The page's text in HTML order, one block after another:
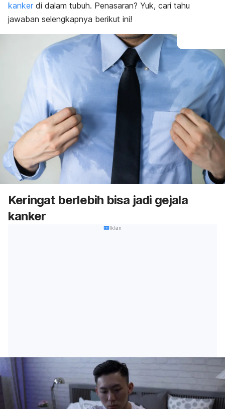
kanker di dalam tubuh. Penasaran? Yuk, cari tahu
jawaban selengkapnya berikut ini!
Keringat berlebih bisa jadi gejala
kanker
Iklan